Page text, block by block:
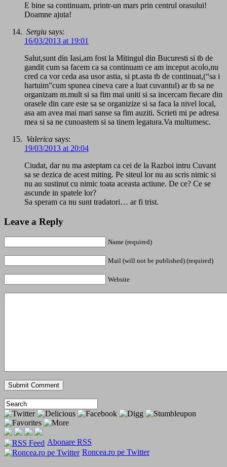
E bine sa continuam, printr-un mars prin centrul orasului!
Doamne ajuta!
Sergiu says:
16/03/2013 at 19:01
Salut,sunt din Iasi,am fost la Mitingul din Bucuresti si tb de
gandit cum sa facem ca sa continuam ce am inceput acolo,nu
cred ca vor ceda asa usor astia, si pt.asta tb de continuat,(“sa i
hartuim”cum spunea cineva care a luat cuvantul) ar tb sa ne
organizam m.mult si sa fim mai uniti si sa incercam fiecare din
orasele din care este sa se organizize si sa faca la nivel local,
asa am avea mai mari sanse sa fim auziti. Scrieti mi pe adresa
mea si sa ne cunoastem si sa tinem legatura.Va multumesc.
Valerica says:
19/03/2013 at 20:04
Ciudat, dar nu ma asteptam ca cei de la Razboi intru Cuvant
sa se dezica de acest miting. Pe siteul lor nu au scris nimic si
nu au sustinut cu nimic toata aceasta actiune. De ce? Ce se
ascunde in spatele lor?
Sa speram ca nu sunt tradatori… ar fi trist.
Leave a Reply
Name (required)
Mail (will not be published) (required)
Website
Abonare RSS
Roncea.ro pe Twitter